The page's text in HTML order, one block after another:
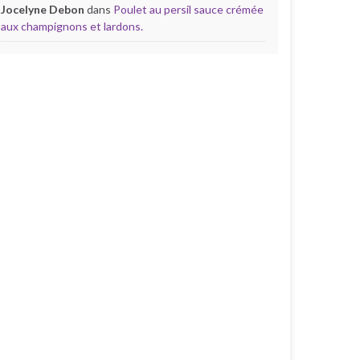
Jocelyne Debon dans Poulet au persil sauce crémée
aux champignons et lardons.